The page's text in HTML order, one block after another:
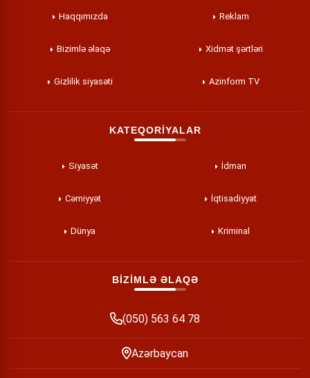
Haqqımızda Reklam
Bizimlə əlaqə Xidmət şərtləri
Gizlilik siyasəti Azinform TV
KATEQORİYALAR
Siyasət İdman
Cəmiyyət İqtisadiyyat
Dünya Kriminal
BİZİMLƏ ƏLAQƏ
(050) 563 64 78
Azərbaycan